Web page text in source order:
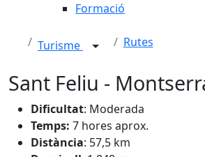
Formació
Turisme Rutes
Sant Feliu -
Dificultat: Moderada
Temps: 7 hores aprox.
Distància: 57,5 km